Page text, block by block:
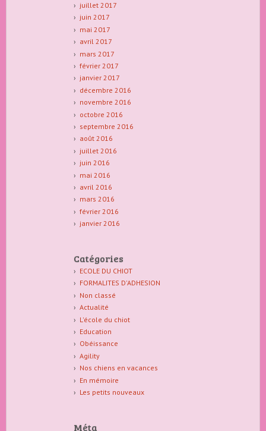
juillet 2017
juin 2017
mai 2017
avril 2017
mars 2017
février 2017
janvier 2017
décembre 2016
novembre 2016
octobre 2016
septembre 2016
août 2016
juillet 2016
juin 2016
mai 2016
avril 2016
mars 2016
février 2016
janvier 2016
Catégories
ECOLE DU CHIOT
FORMALITES D'ADHESION
Non classé
Actualité
L'école du chiot
Education
Obéissance
Agility
Nos chiens en vacances
En mémoire
Les petits nouveaux
Méta